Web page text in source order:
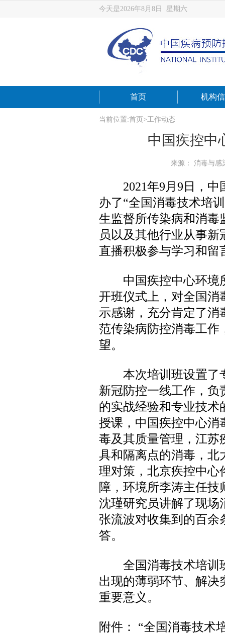
今天是2026年8月8日 星期六
首页 机构
当前位置:首页 >工作动态
中国疾控中
来源： 消毒与感
2021年9月9日，中
办了“全国消毒技术培
生监督所传染病和消毒
员以及其他行业从事
直播积极参与学习和留
中国疾控中心环境所
开班仪式上，对全国消
示感谢，充分肯定了消
范传染病防控消毒工作
望。
本次培训班设置了专
新冠防控一线工作，负
的实战经验和专业技术
授课，中国疾控中心消
毒及其质量管理，江苏
具和隔离点的消毒，北
理对策，北京疾控中心
障，环境所李涛主任
沈瑾研究员讲解了现场
张流波对收集到的百余
答。
全国消毒技术培训班
出现的薄弱环节、解决
重要意义。
附件： “全国消毒技术